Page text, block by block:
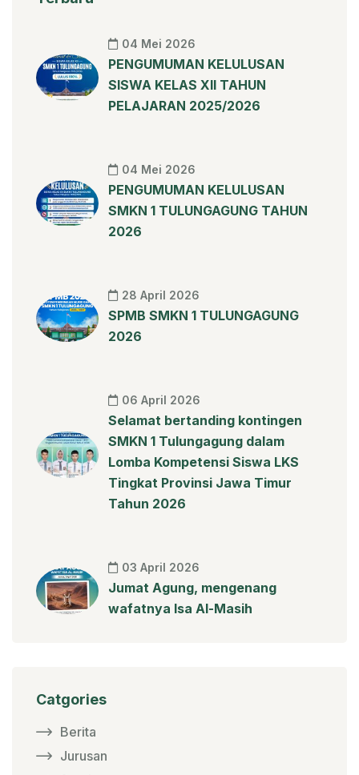
04 Mei 2026
PENGUMUMAN KELULUSAN
SISWA KELAS XII TAHUN
PELAJARAN 2025/2026
04 Mei 2026
PENGUMUMAN KELULUSAN
SMKN 1 TULUNGAGUNG TAHUN
2026
28 April 2026
SPMB SMKN 1 TULUNGAGUNG
2026
06 April 2026
Selamat bertanding kontingen
SMKN 1 Tulungagung dalam
Lomba Kompetensi Siswa LKS
Tingkat Provinsi Jawa Timur
Tahun 2026
03 April 2026
Jumat Agung, mengenang
wafatnya Isa Al-Masih
Catgories
Berita
Jurusan